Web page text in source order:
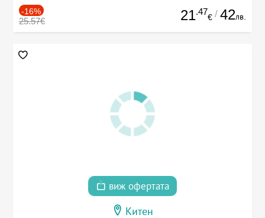
-16%
25.57€ 21.47
€ / 42лв.
виж офертата
Китен